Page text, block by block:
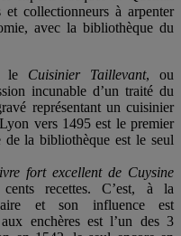
collectionneurs à arpenter
avec la bibliothèque du
le Cuisinier Taillevant, ou
incunable d’un traité du
représentant un cuisinier
vers 1495 est le premier
la bibliothèque est le seul
fort excellent de Cuysine
recettes. C’est, à la
et son influence est
enchères est l’un des 3